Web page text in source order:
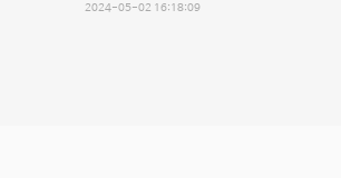
2024-05-02 16:18:09